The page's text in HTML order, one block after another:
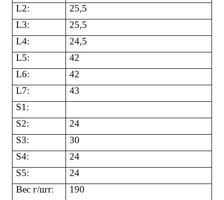
L2:
25,5
L3:
25,5
L4:
24,5
L5:
42
L6:
42
L7:
43
S1:
S2:
24
S3:
30
S4:
24
S5:
24
Вес г/шт:
190